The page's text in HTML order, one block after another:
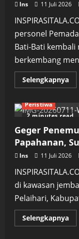
di
Ins 11 Juli 2026
personel
Bati-Bati kembali
berkembang
Selengkapnya
2 minutes read
Peristiwa
Geger
Papahanan,
Ins 11 Juli 2026
di kawasan
Pelaihari,
Selengkapnya